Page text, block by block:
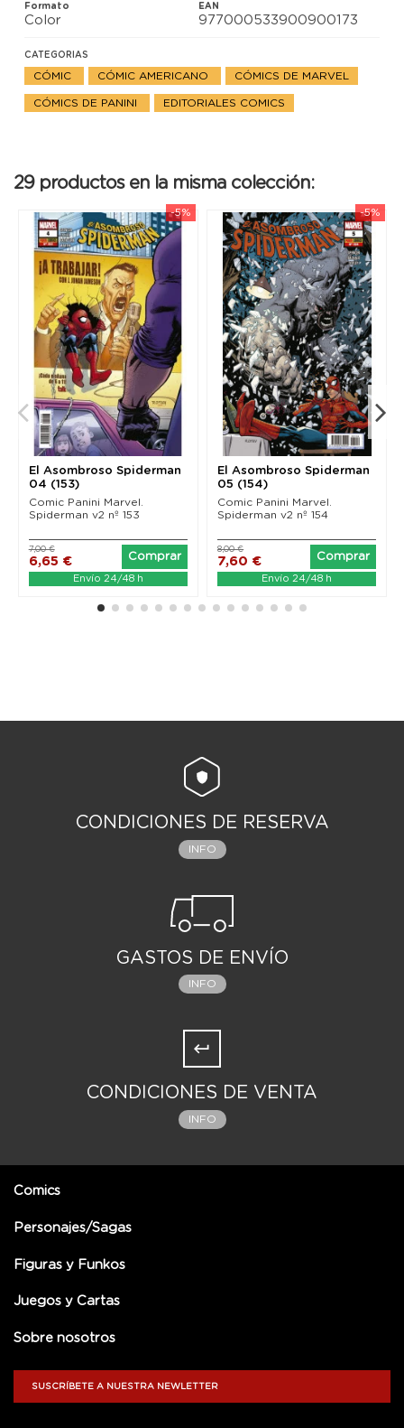
Formato
Color
EAN
977000533900900173
CATEGORIAS
CÓMIC CÓMIC AMERICANO CÓMICS DE MARVEL
CÓMICS DE PANINI EDITORIALES COMICS
29 productos en la misma colección:
-5%
El Asombroso Spiderman
04 (153)
Comic Panini Marvel.
Spiderman v2 nº 153
6,65 €
7,00 €
Comprar
Envío 24/48 h
-5%
El Asombroso Spiderman
05 (154)
Comic Panini Marvel.
Spiderman v2 nº 154
7,60 €
8,00 €
Comprar
Envío 24/48 h
CONDICIONES DE RESERVA
INFO
GASTOS DE ENVÍO
INFO
CONDICIONES DE VENTA
INFO
Comics
Personajes/Sagas
Figuras y Funkos
Juegos y Cartas
Sobre nosotros
SUSCRÍBETE A NUESTRA NEWLETTER